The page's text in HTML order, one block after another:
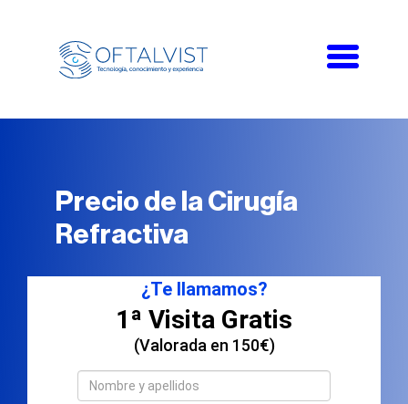
Toggle
Precio de la Cirugía
Refractiva
¿Te llamamos?
1ª Visita Gratis
(Valorada en 150€)